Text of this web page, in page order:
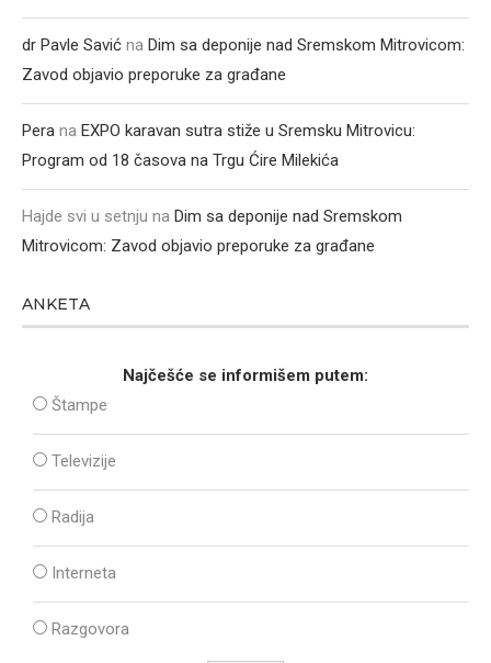
dr Pavle Savić na Dim sa deponije nad Sremskom Mitrovicom:
Zavod objavio preporuke za građane
Pera na EXPO karavan sutra stiže u Sremsku Mitrovicu:
Program od 18 časova na Trgu Ćire Milekića
Hajde svi u setnju na Dim sa deponije nad Sremskom
Mitrovicom: Zavod objavio preporuke za građane
ANKETA
Najčešće se informišem putem:
Štampe
Televizije
Radija
Interneta
Razgovora